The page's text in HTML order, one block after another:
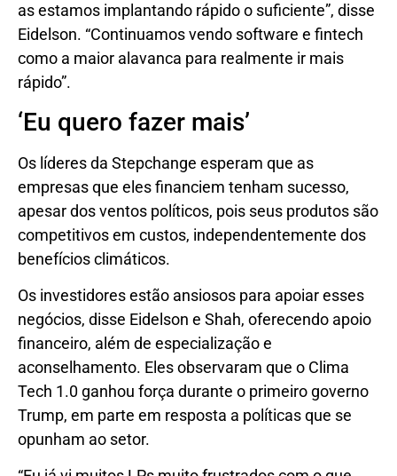
as estamos implantando rápido o suficiente”, disse
Eidelson. “Continuamos vendo software e fintech
como a maior alavanca para realmente ir mais
rápido”.
‘Eu quero fazer mais’
Os líderes da Stepchange esperam que as
empresas que eles financiem tenham sucesso,
apesar dos ventos políticos, pois seus produtos são
competitivos em custos, independentemente dos
benefícios climáticos.
Os investidores estão ansiosos para apoiar esses
negócios, disse Eidelson e Shah, oferecendo apoio
financeiro, além de especialização e
aconselhamento. Eles observaram que o Clima
Tech 1.0 ganhou força durante o primeiro governo
Trump, em parte em resposta a políticas que se
opunham ao setor.